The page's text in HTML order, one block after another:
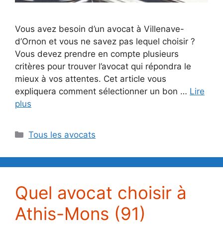
Vous avez besoin d’un avocat à Villenave-
d’Ornon et vous ne savez pas lequel choisir ?
Vous devez prendre en compte plusieurs
critères pour trouver l’avocat qui répondra le
mieux à vos attentes. Cet article vous
expliquera comment sélectionner un bon … Lire
plus
Catégories
Tous les avocats
Quel avocat choisir à
Athis-Mons (91)